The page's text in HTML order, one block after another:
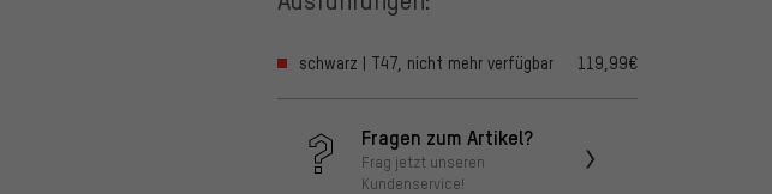
schwarz | T47, nicht mehr verfügbar 119,99€
Fragen zum Artikel?
Frag jetzt unseren
Kundenservice!